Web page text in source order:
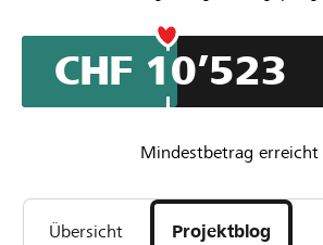
ersetzt und mit neuen Bienenwaben
Und schliesselich sollen wieder viele
bewohnen. Sie machen dann die
CHF 10’523
Mindestbetrag erreicht
CHF 10’000
Mindestbetrag
Übersicht Projektblog